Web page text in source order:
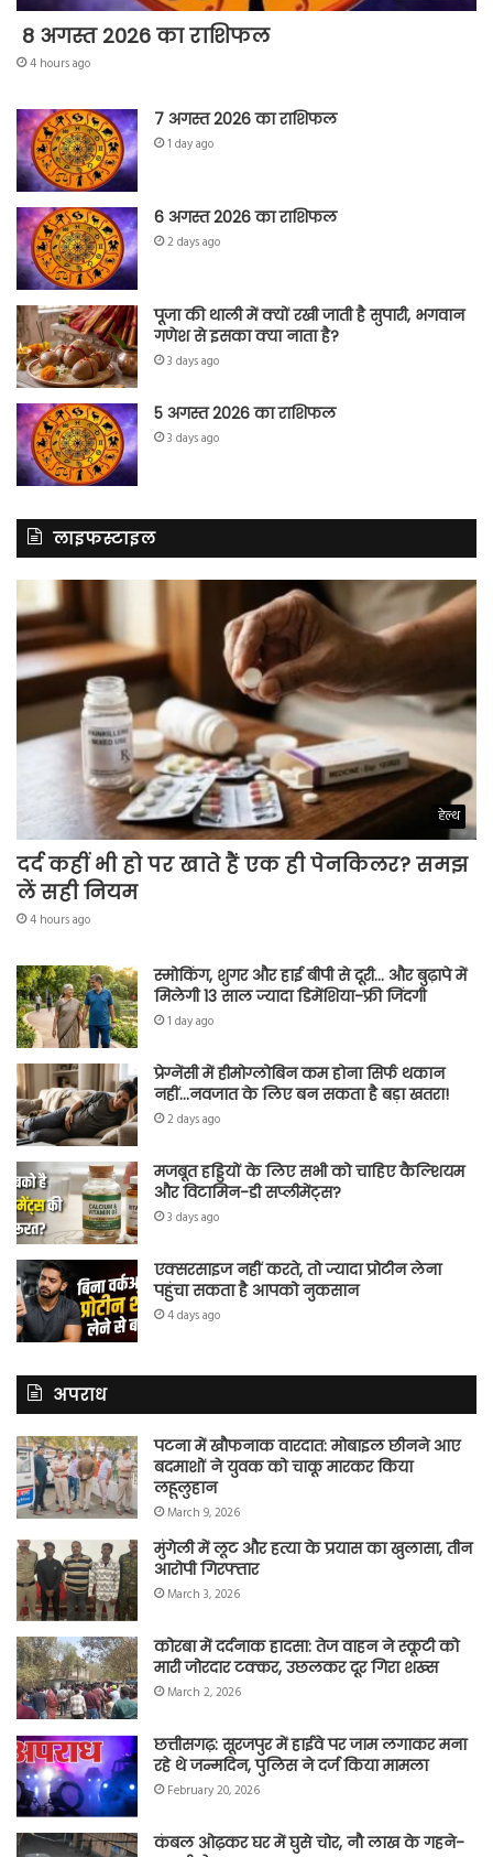
8 अगस्त 2026 का राशिफल
4 hours ago
7 अगस्त 2026 का राशिफल
1 day ago
6 अगस्त 2026 का राशिफल
2 days ago
पूजा की थाली में क्यों रखी जाती है सुपारी, भगवान
गणेश से इसका क्या नाता है?
3 days ago
5 अगस्त 2026 का राशिफल
3 days ago
लाइफस्टाइल
हेल्थ
दर्द कहीं भी हो पर खाते हैं एक ही पेनकिलर? समझ
लें सही नियम
4 hours ago
स्मोकिंग, शुगर और हाई बीपी से दूरी… और बुढ़ापे में
मिलेगी 13 साल ज्यादा डिमेंशिया-फ्री जिंदगी
1 day ago
प्रेग्नेंसी में हीमोग्लोबिन कम होना सिर्फ थकान
नहीं…नवजात के लिए बन सकता है बड़ा खतरा!
2 days ago
मजबूत हड्डियों के लिए सभी को चाहिए कैल्शियम
और विटामिन-डी सप्लीमेंट्स?
3 days ago
एक्सरसाइज नहीं करते, तो ज्यादा प्रोटीन लेना
पहुंचा सकता है आपको नुकसान
4 days ago
अपराध
पटना में खौफनाक वारदात: मोबाइल छीनने आए
बदमाशों ने युवक को चाकू मारकर किया
लहूलुहान
March 9, 2026
मुंगेली में लूट और हत्या के प्रयास का खुलासा, तीन
आरोपी गिरफ्तार
March 3, 2026
कोरबा में दर्दनाक हादसा: तेज वाहन ने स्कूटी को
मारी जोरदार टक्कर, उछलकर दूर गिरा शख्स
March 2, 2026
छत्तीसगढ़: सूरजपुर में हाईवे पर जाम लगाकर मना
रहे थे जन्मदिन, पुलिस ने दर्ज किया मामला
February 20, 2026
कंबल ओढ़कर घर में घुसे चोर, नौ लाख के गहने-